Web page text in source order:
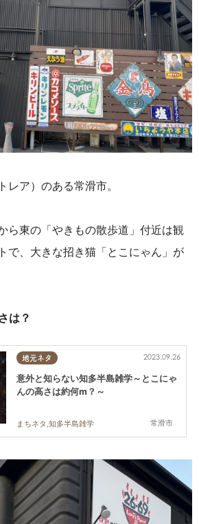
レア）のある常滑市。
ら東の「やきもの散歩道」付近は観
で、大きな招き猫「とこにゃん」が
は？
地元ネタ
常滑市
2023.09.26
意外と知らない知多半島雑学～とこにゃ
んの高さは約何m？～
まちネタ,知多半島雑学